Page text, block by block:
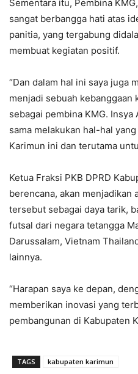
Sementara itu, Pembina
sangat berbangga hati atas
panitia, yang tergabung
membuat kegiatan positif.
“Dan dalam hal ini saya juga
menjadi sebuah kebanggaan
sebagai pembina KMG.
sama melakukan hal-hal
Karimun ini dan terutama
Ketua Fraksi PKB DPRD
berencana, akan menjadikan
tersebut sebagai daya tarik,
futsal dari negara tetangga
Darussalam, Vietnam
lainnya.
“Harapan saya ke depan,
memberikan inovasi yang
pembangunan di Kabupaten
TAGS kabupaten karimun